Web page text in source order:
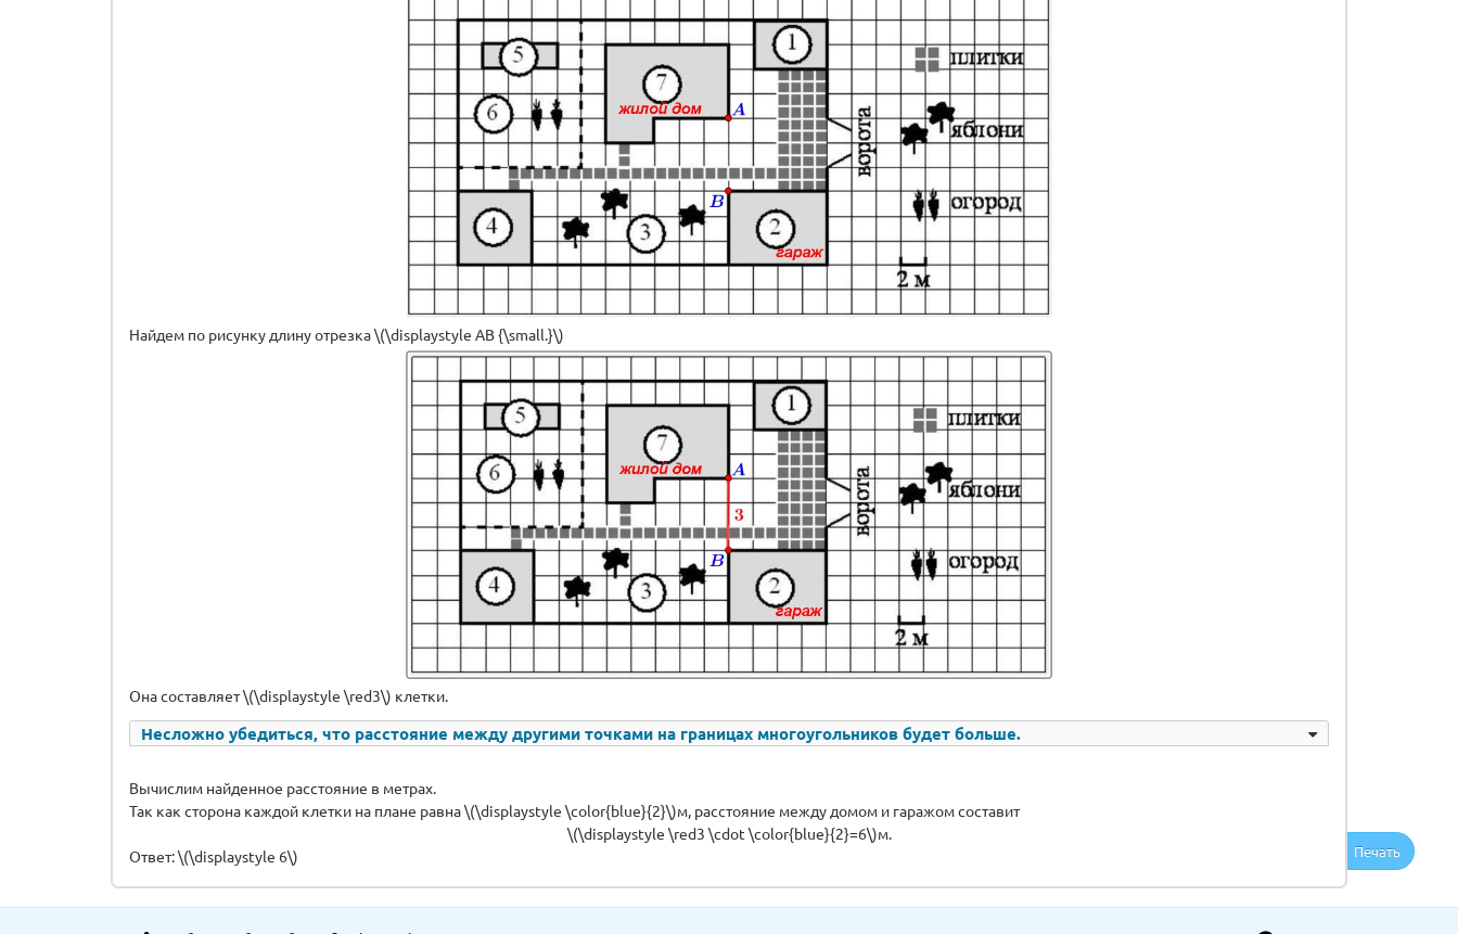
Печать
Найдем по рисунку длину отрезка \(\displaystyle AB {\small.}\)
Она составляет \(\displaystyle \red3\) клетки.
Несложно убедиться, что расстояние между другими точками на границах многоугольников будет больше.
Вычислим найденное расстояние в метрах.
Так как сторона каждой клетки на плане равна \(\displaystyle \color{blue}{2}\)м, расстояние между домом и гаражом составит
\(\displaystyle \red3 \cdot \color{blue}{2}=6\)м.
Ответ: \(\displaystyle 6\)